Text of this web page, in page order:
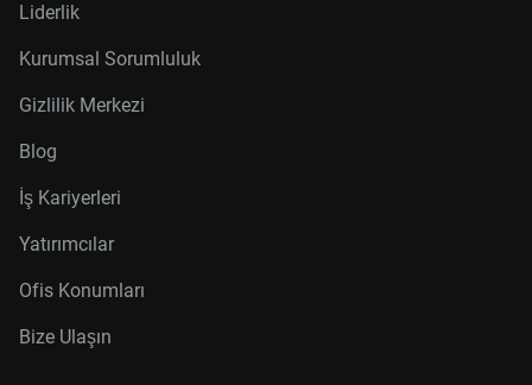
Liderlik
Kurumsal Sorumluluk
Gizlilik Merkezi
Blog
İş Kariyerleri
Yatırımcılar
Ofis Konumları
Bize Ulaşın